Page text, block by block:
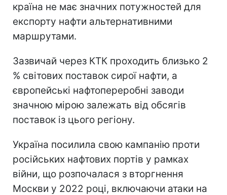
країна не має значних потужностей для
експорту нафти альтернативними
маршрутами.
Зазвичай через КТК проходить близько 2
% світових поставок сирої нафти, а
європейські нафтопереробні заводи
значною мірою залежать від обсягів
поставок із цього регіону.
Україна посилила свою кампанію проти
російських нафтових портів у рамках
війни, що розпочалася з вторгнення
Москви у 2022 році, включаючи атаки на